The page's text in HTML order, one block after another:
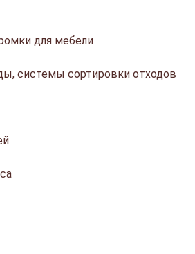
для мебели
системы сортировки отходов